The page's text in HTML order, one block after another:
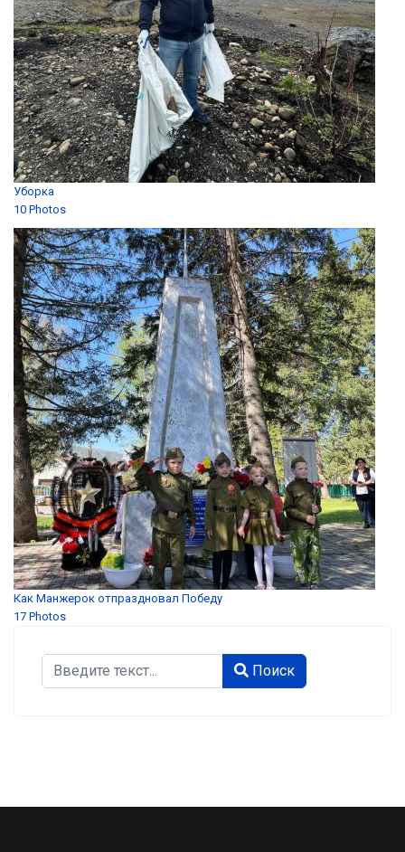
Уборка
10 Photos
Как Манжерок отпраздновал Победу
17 Photos
Поиск
Поиск